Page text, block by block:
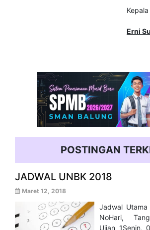
Erni
POSTINGAN
JADWAL UNBK 2018
Maret 12, 2018
Jadwal Utama
NoHari,
Ujian 1Senin,